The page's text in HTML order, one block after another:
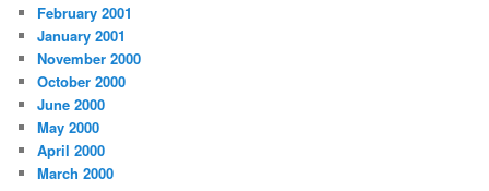
February 2001
January 2001
November 2000
October 2000
June 2000
May 2000
April 2000
March 2000